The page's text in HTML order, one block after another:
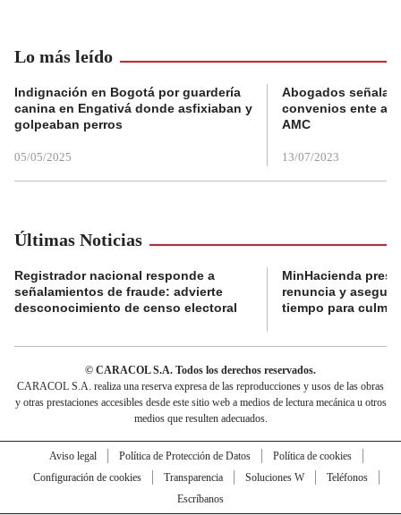
Lo más leído
Indignación en Bogotá por guardería
canina en Engativá donde asfixiaban y
golpeaban perros
05/05/2025
Abogados
convenios ente
AMC
13/07/2023
Últimas Noticias
Registrador nacional responde a
señalamientos de fraude: advierte
desconocimiento de censo electoral
MinHacienda
renuncia y
tiempo para
© CARACOL S.A. Todos los derechos reservados.
CARACOL S.A. realiza una reserva expresa de las reproducciones y usos de las obras
y otras prestaciones accesibles desde este sitio web a medios de lectura mecánica u otros
medios que resulten adecuados.
Aviso legal Política de Protección de Datos
Política de cookies
Configuración de cookies
Transparencia Soluciones W
Teléfonos
Escríbanos